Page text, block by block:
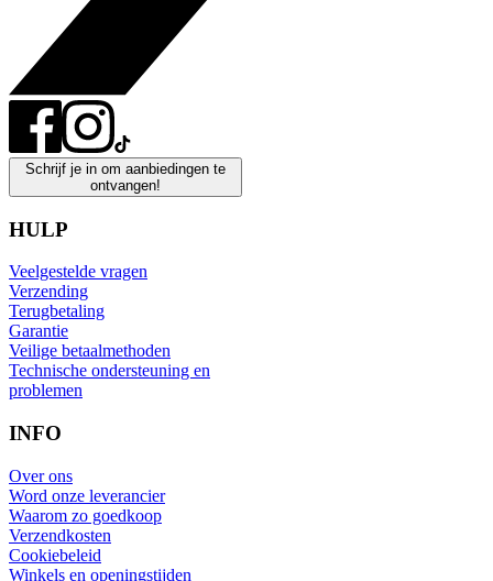
Schrijf je in om aanbiedingen te
ontvangen!
HULP
Veelgestelde vragen
Verzending
Terugbetaling
Garantie
Veilige betaalmethoden
Technische ondersteuning en
problemen
INFO
Over ons
Word onze leverancier
Waarom zo goedkoop
Verzendkosten
Cookiebeleid
Winkels en openingstijden